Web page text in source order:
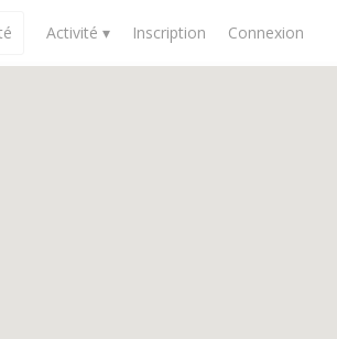
Activité ▾ Inscription Connexion